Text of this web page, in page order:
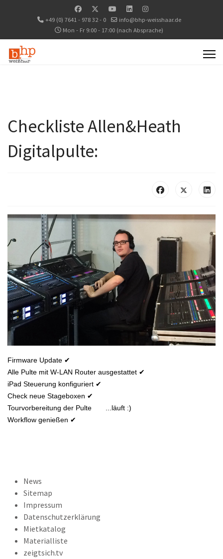
+49 (0) 7641 - 978 32 - 0
info@bhp-weisshaar.de
Mon - Fr 9:00 - 17:00 (nach Absprache)
Checkliste Allen&Heath
Digitalpulte:
Firmware Update ✔
Alle Pulte mit W-LAN Router ausgestattet ✔
iPad Steuerung konfiguriert ✔
Check neue Stageboxen ✔
Tourvorbereitung der Pulte ...läuft :)
Workflow genießen ✔
News
Sitemap
Impressum
Datenschutzerklärung
Mietkatalog
Materialliste
zeigtsich.tv